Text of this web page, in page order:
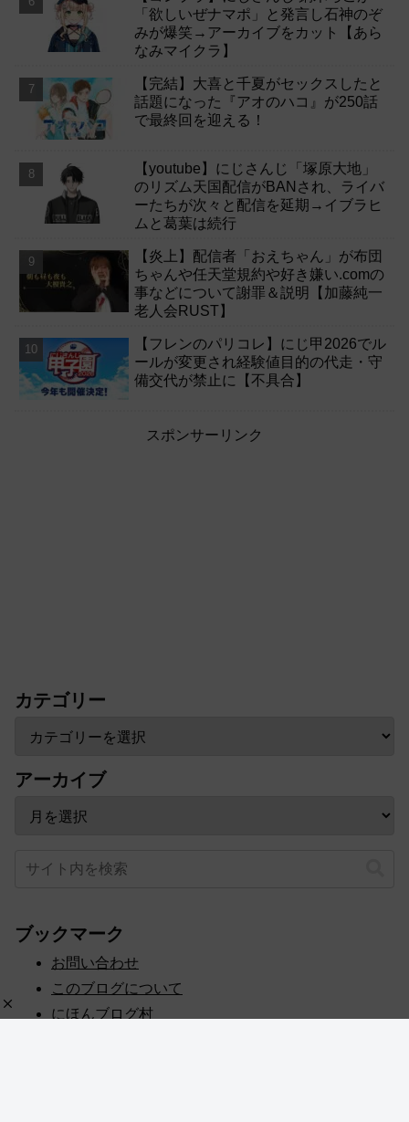
「欲しいぜナマポ」と発言し石神のぞ
みが爆笑→アーカイブをカット【あら
なみマイクラ】
【完結】大喜と千夏がセックスしたと
話題になった『アオのハコ』が250話
で最終回を迎える！
【youtube】にじさんじ「塚原大地」
のリズム天国配信がBANされ、ライバ
ーたちが次々と配信を延期→イブラヒ
ムと葛葉は続行
【炎上】配信者「おえちゃん」が布団
ちゃんや任天堂規約や好き嫌い.comの
事などについて謝罪＆説明【加藤純一
老人会RUST】
【フレンのパリコレ】にじ甲2026でル
ールが変更され経験値目的の代走・守
備交代が禁止に【不具合】
スポンサーリンク
カテゴリー
アーカイブ
ブックマーク
お問い合わせ
このブログについて
にほんブログ村